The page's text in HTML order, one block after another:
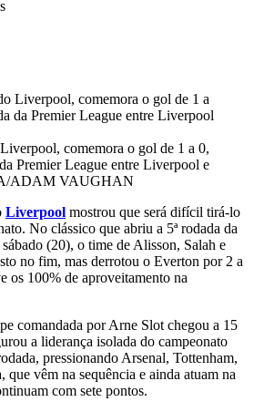
comemora o gol de 1 a 0,
Premier League entre Liverpool e
ADAM VAUGHAN
Liverpool mostrou que será difícil tirá-lo
No clássico que abriu a 5ª rodada da
sábado (20), o time de Alisson, Salah e
no fim, mas derrotou o Everton por 2 a
os 100% de aproveitamento na
comandada por Arne Slot chegou a 15
a liderança isolada do campeonato
pressionando Arsenal, Tottenham,
que vêm na sequência e ainda atuam na
com sete pontos.